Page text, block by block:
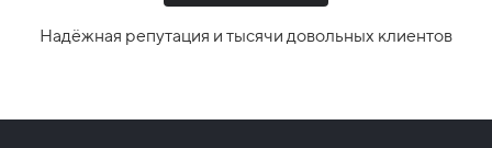
Надёжная репутация и тысячи довольных клиентов